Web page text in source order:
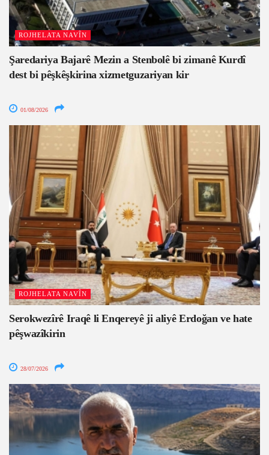
ROJHELATA NAVÎN
Şaredariya Bajarê Mezin a Stenbolê bi zimanê Kurdî
dest bi pêşkêşkirina xizmetguzariyan kir
01/08/2026
ROJHELATA NAVÎN
Serokwezîrê Iraqê li Enqereyê ji aliyê Erdoğan ve hate
pêşwazîkirin
28/07/2026